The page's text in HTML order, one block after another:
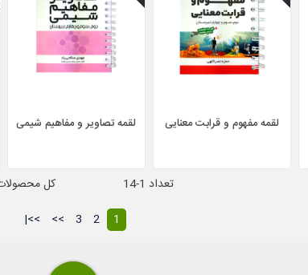
لقمه مفهوم و قرابت معنایی لقمه تصاویر و مفاهیم شیمی
تعداد 1-14
کل محصولات
1
2
3
>>
>>|